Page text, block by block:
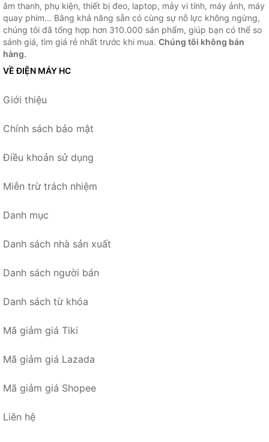
âm thanh, phụ kiện, thiết bị đeo, laptop, máy vi tính, máy ảnh, máy
quay phim... Bằng khả năng sẵn có cùng sự nỗ lực không ngừng,
chúng tôi đã tổng hợp hơn 310.000 sản phẩm, giúp bạn có thể so
sánh giá, tìm giá rẻ nhất trước khi mua. Chúng tôi không bán
hàng.
VỀ ĐIỆN MÁY HC
Giới thiệu
Chính sách bảo mật
Điều khoản sử dụng
Miễn trừ trách nhiệm
Danh mục
Danh sách nhà sản xuất
Danh sách người bán
Danh sách từ khóa
Mã giảm giá Tiki
Mã giảm giá Lazada
Mã giảm giá Shopee
Liên hệ